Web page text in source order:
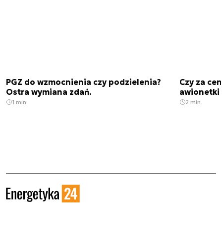
PGZ do wzmocnienia czy podzielenia?
Ostra wymiana zdań.
1 min.
Czy za
awionetki
2 min.